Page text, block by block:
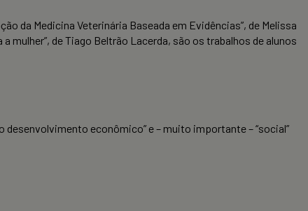
da Medicina Veterinária Baseada em Evidências”, de Melissa
mulher”, de Tiago Beltrão Lacerda, são os trabalhos de alunos
econômico” e – muito importante – “social”